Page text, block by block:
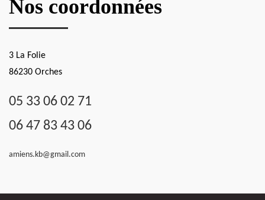
Nos coordonnées
3 La Folie
86230 Orches
05 33 06 02 71
06 47 83 43 06
amiens.kb@gmail.com